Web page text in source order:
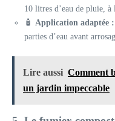
10 litres d’eau de pluie,
🧴 Application adaptée :
parties d’eau avant
Lire aussi Comment
un jardin impeccable